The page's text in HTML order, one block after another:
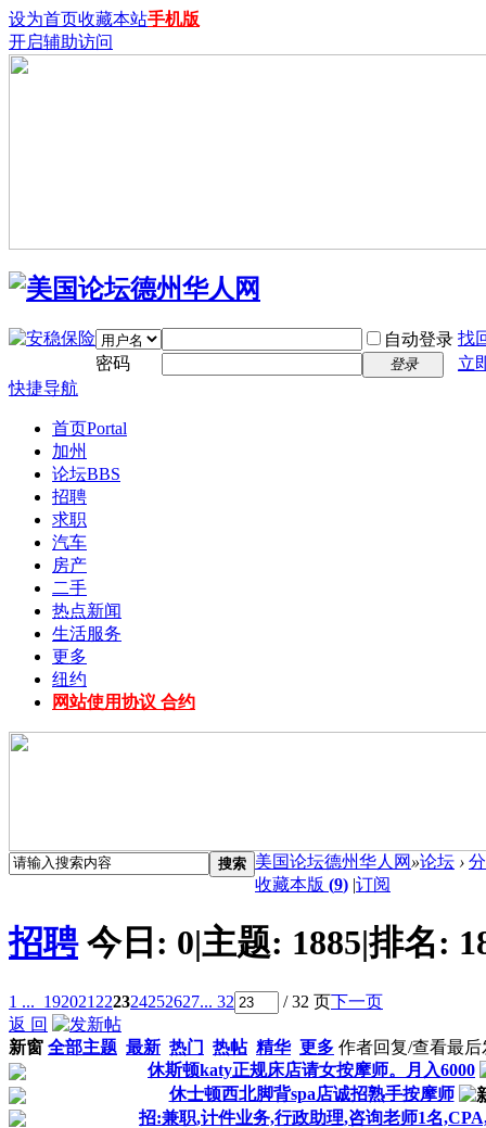
设为首页收藏本站手机版
开启辅助访问
自动登录 找
密码
登录
立
快捷导航
首页Portal
加州
论坛BBS
招聘
求职
汽车
房产
二手
热点新闻
生活服务
更多
纽约
网站使用协议 合约
搜索 美国论坛德州华人网 »论坛 ›
收藏本版 (9) |订阅
招聘 今日: 0|主题: 1885|排名:
1 ... 192021 222324252627... 32 / 32 页下一页
返 回
新窗 全部主题 最新 热门 热帖 精华 更多 作者回复/查看最后
休斯顿katy正规床店请女按摩师。月入6000
休士顿西北脚背spa店诚招熟手按摩师
招:兼职,计件业务,行政助理,咨询老师1名